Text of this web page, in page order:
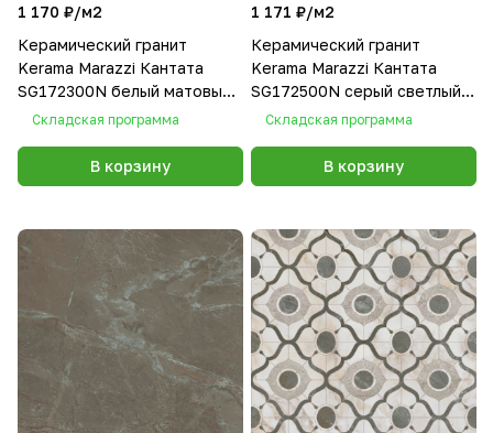
1 170 ₽/м2
Керамический гранит
Kerama Marazzi Кантата
SG172300N белый матовый
40,2х40,2
Складская программа
В корзину
1 171 ₽/м2
Керамический гранит
Kerama Marazzi Кантата
SG172500N серый светлый
матовый 40,2х40,2
Складская программа
В корзину